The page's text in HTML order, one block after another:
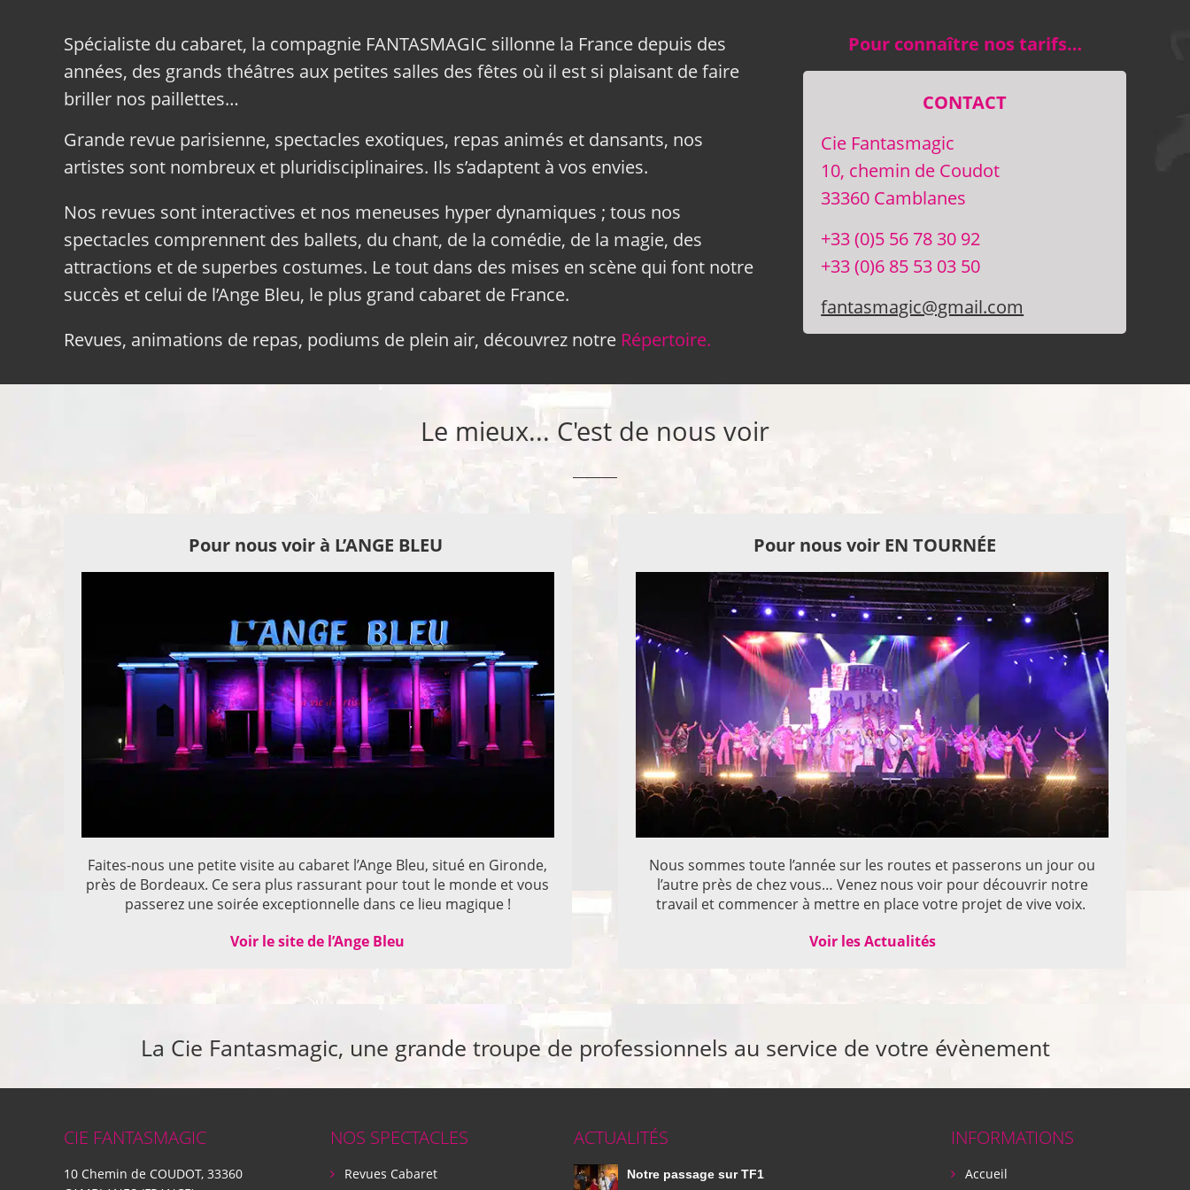
Spécialiste du cabaret, la compagnie FANTASMAGIC sillonne la France depuis des
années, des grands théâtres aux petites salles des fêtes où il est si plaisant de faire
briller nos paillettes…
Grande revue parisienne, spectacles exotiques, repas animés et dansants, nos
artistes sont nombreux et pluridisciplinaires. Ils s’adaptent à vos envies.
Nos revues sont interactives et nos meneuses hyper dynamiques ; tous nos
spectacles comprennent des ballets, du chant, de la comédie, de la magie, des
attractions et de superbes costumes. Le tout dans des mises en scène qui font notre
succès et celui de l’Ange Bleu, le plus grand cabaret de France.
Revues, animations de repas, podiums de plein air, découvrez notre Répertoire.
Pour connaître nos tarifs…
CONTACT
Cie Fantasmagic
10, chemin de Coudot
33360 Camblanes
+33 (0)5 56 78 30 92
+33 (0)6 85 53 03 50
fantasmagic@gmail.com
Le mieux... C'est de nous voir
Pour nous voir à L’ANGE BLEU
Faites-nous une petite visite au cabaret l’Ange Bleu, situé en Gironde,
près de Bordeaux. Ce sera plus rassurant pour tout le monde et vous
passerez une soirée exceptionnelle dans ce lieu magique !
Voir le site de l’Ange Bleu
Pour nous voir EN TOURNÉE
Nous sommes toute l’année sur les routes et passerons un jour ou
l’autre près de chez vous… Venez nous voir pour découvrir notre
travail et commencer à mettre en place votre projet de vive voix.
Voir les Actualités
La Cie Fantasmagic, une grande troupe de professionnels au service de votre évènement
CIE FANTASMAGIC
10 Chemin de COUDOT, 33360
NOS SPECTACLES
Revues Cabaret
ACTUALITÉS
Notre passage sur TF1
INFORMATIONS
Accueil